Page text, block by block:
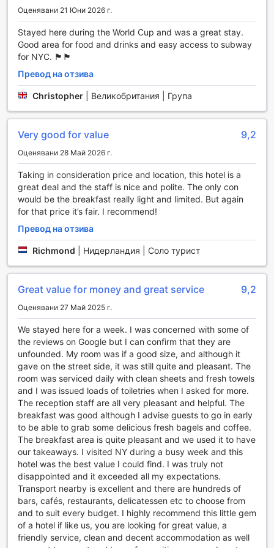
чувствате като у дома си през целия си престой.
Транспортни удобства в The Baltic Hotel
The Baltic Hotel предлага удобни транспортни
възможности, които ще направят вашето пътуване из
Ню Йорк лесно и приятно. Хотелът разполага с паркинг,
където можете да оставите автомобила си, докато се
имайте предвид, че се прилагат такси за паркинга,
което е важно да планирате при вашето пристигане.
Също така, The Baltic Hotel е стратегически разположен
в близост до основни транспортни артерии, което
околността ще намерите спирки на метрото и
автобусни линии, които предлагат бързи и удобни
връзки до популярни туристически атракции, театри и
ресторанти. Независимо дали пътувате за работа или
удоволствие, транспортните удобства на The Baltic Hotel
ще ви помогнат да се движите безпроблемно из
динамичния град Ню Йорк.
В Baltic Hotel в Ню Йорк, САЩ, всяка стая е
проектирана с внимание към детайла, за да осигури
максимален комфорт на своите гости. Оборудвани с
климатик, стаите предлагат идеалната температура за
отдих, независимо от сезона. Също така, за вашето
удобство, всяка стая разполага с телевизор, който ви
позволява да се насладите на любимите си предавания
и филми, докато се отпуснете след дълъг ден в града.
Не забравяйте да се насладите на свежия въздух на
собствения си балкон или тераса, където можете да се
насладите на гледките към заобикалящата среда. За
ваше удобство, в стаите ще намерите и сешоар, за да
поддържате косата си в перфектно състояние, както и
висококачествени тоалетни принадлежности и хавлии,
които добавят нотка лукс към вашето настаняване.
Baltic Hotel е идеалното място за тези, които търсят
комфорт и стил в сърцето на Ню Йорк.
Вкусната кухня на Baltic Hotel
Оценявани 21 Юни 2026 г.
Stayed here during the World Cup and was a great stay.
Good area for food and drinks and easy access to subway
for NYC. 🏴󠁧󠁢󠁳󠁣󠁴󠁿🏴󠁧󠁢󠁳󠁣󠁴󠁿
Превод на отзива
Christopher Великобритания | Група
Very good for value 9,2
Оценявани 28 Май 2026 г.
Taking in consideration price and location, this hotel is a
great deal and the staff is nice and polite. The only con
would be the breakfast really light and limited. But again
for that price it’s fair. I recommend!
Превод на отзива
Richmond Нидерландия | Соло турист
Great value for money and great service 9,2
Оценявани 27 Май 2025 г.
We stayed here for a week. I was concerned with some of
the reviews on Google but I can confirm that they are
unfounded. My room was if a good size, and although it
gave on the street side, it was still quite and pleasant. The
room was serviced daily with clean sheets and fresh towels
and I was issued loads of toiletries when I asked for more.
The reception staff are all very pleasant and helpful. The
breakfast was good although I advise guests to go in early
to be able to grab some delicious fresh bagels and coffee.
The breakfast area is quite pleasant and we used it to have
our takeaways. I visited NY during a busy week and this
hotel was the best value I could find. I was truly not
disappointed and it exceeded all my expectations.
Transport nearby is excellent and there are hundreds of
bars, cafés, restaurants, delicatessen etc to choose from
and to suit every budget. I highly recommend this little gem
of a hotel if like us, you are looking for great value, a
friendly service, clean and decent accommodation as well